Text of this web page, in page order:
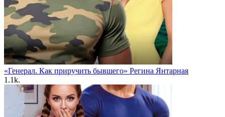
«Генерал. Как приручить бывшего» Регина Янтарная
1.1k.